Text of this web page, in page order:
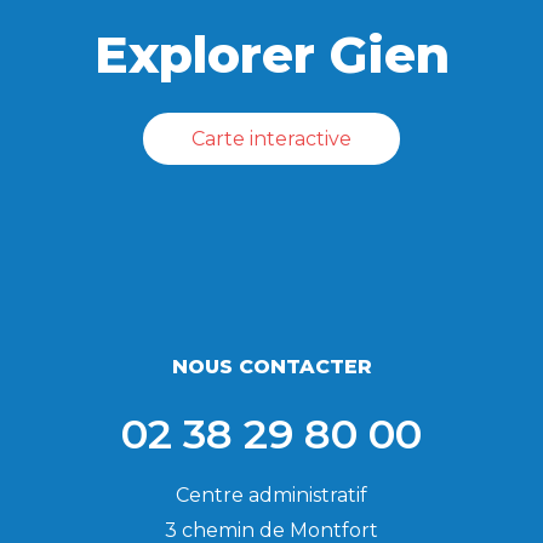
Explorer Gien
Carte interactive
NOUS CONTACTER
02 38 29 80 00
Centre administratif
3 chemin de Montfort